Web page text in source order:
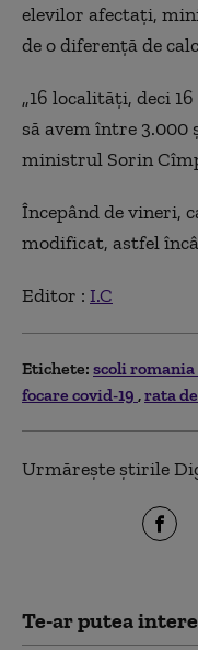
elevilor afectați,
de o diferență de
„16 localități, deci
să avem între 3.000
ministrul Sorin
Începând de vineri,
modificat, astfel
Editor : I.C
Etichete: scoli romania
focare covid-19 rata
Urmărește știrile
Te-ar putea